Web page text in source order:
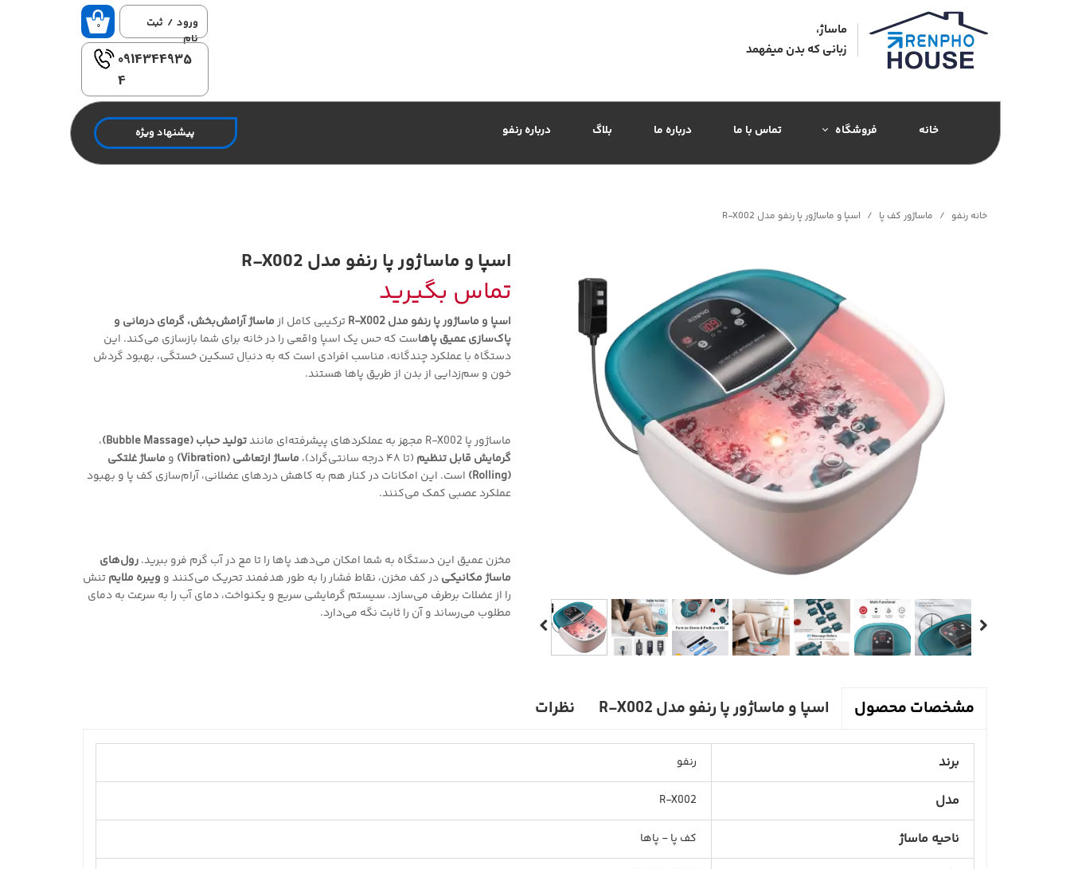
خانه فروشگاه
رنفو | RENPHO
ماساژور گردنی
ماساژور چشم
ماساژور دیگر
تماس با ما درباره ما بلاگ درباره رنفو پیشنهاد ویژه
ورود / ثبت
نام
حساب
تغییر گذر
واژه
سفارشات
۰
ماساژ،
زبانی که بدن میفهمد​​​​​​​
0914344935
4
خانه رنفو ماساژور کف پا اسپا و ماساژور پا رنفو مدل R-X002
اسپا و ماساژور پا رنفو مدل R-X002
تماس بگیرید
اسپا و ماساژور پا رنفو مدل R-X002 ترکیبی کامل ازماساژ آرامش‌بخش، گرمای درمانی و
پاک‌سازی عمیق پاهاست که حس یک اسپا واقعی را در خانه برای شما بازسازی می‌کند. این
دستگاه با عملکرد چندگانه، مناسب افرادی است که به دنبال تسکین خستگی، بهبود گردش
خون و سم‌زدایی از بدن از طریق پاها هستند.
ماساژور پا R-X002 مجهز به عملکردهای پیشرفته‌ای مانند تولید حباب (Bubble Massage)
،
گرمایش قابل تنظیم (تا ۴۸ درجه سانتی‌گراد)، ماساژ ارتعاشی (Vibration) و ماساژ غلتکی
(Rolling)
است. این امکانات در کنار هم به کاهش دردهای عضلانی، آرام‌سازی کف پا و بهبود
عملکرد عصبی کمک می‌کنند.
مخزن عمیق این دستگاه به شما امکان می‌دهد پاها را تا مچ در آب گرم فرو ببرید.رول‌های
ماساژ مکانیکیدر کف مخزن، نقاط فشار را به طور هدفمند تحریک می‌کنند و ویبره ملایمتنش
را از عضلات برطرف می‌سازد. سیستم گرمایشی سریع و یکنواخت، دمای آب را به سرعت به دمای
مطلوب می‌رساند و آن را ثابت نگه می‌دارد.
مشخصات محصول اسپا و ماساژور پا رنفو مدل R-X002 نظرات
برند رنفو
مدل R-X002
ناحیه ماساژ کف پا - پاها